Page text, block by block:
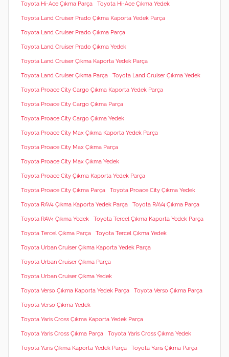
Toyota Hi-Ace Çıkma Parça Toyota Hi-Ace Çıkma Yedek
Toyota Land Cruiser Prado Çıkma Kaporta Yedek Parça
Toyota Land Cruiser Prado Çıkma Parça
Toyota Land Cruiser Prado Çıkma Yedek
Toyota Land Cruiser Çıkma Kaporta Yedek Parça
Toyota Land Cruiser Çıkma Parça Toyota Land Cruiser Çıkma Yedek
Toyota Proace City Cargo Çıkma Kaporta Yedek Parça
Toyota Proace City Cargo Çıkma Parça
Toyota Proace City Cargo Çıkma Yedek
Toyota Proace City Max Çıkma Kaporta Yedek Parça
Toyota Proace City Max Çıkma Parça
Toyota Proace City Max Çıkma Yedek
Toyota Proace City Çıkma Kaporta Yedek Parça
Toyota Proace City Çıkma Parça Toyota Proace City Çıkma Yedek
Toyota RAV4 Çıkma Kaporta Yedek Parça Toyota RAV4 Çıkma Parça
Toyota RAV4 Çıkma Yedek Toyota Tercel Çıkma Kaporta Yedek Parça
Toyota Tercel Çıkma Parça Toyota Tercel Çıkma Yedek
Toyota Urban Cruiser Çıkma Kaporta Yedek Parça
Toyota Urban Cruiser Çıkma Parça
Toyota Urban Cruiser Çıkma Yedek
Toyota Verso Çıkma Kaporta Yedek Parça Toyota Verso Çıkma Parça
Toyota Verso Çıkma Yedek
Toyota Yaris Cross Çıkma Kaporta Yedek Parça
Toyota Yaris Cross Çıkma Parça Toyota Yaris Cross Çıkma Yedek
Toyota Yaris Çıkma Kaporta Yedek Parça Toyota Yaris Çıkma Parça